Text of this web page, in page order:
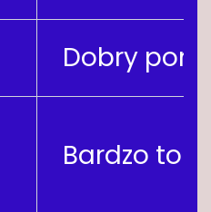
Dobry
Bardzo to